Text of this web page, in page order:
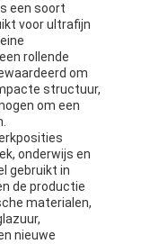
een soort
voor ultrafijn
rollende
om
structuur,
om een
onderwijs en
gebruikt in
de productie
materialen,
nieuwe